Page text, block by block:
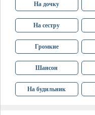
На дочку
На сестру
Громкие
Шансон
На будильник